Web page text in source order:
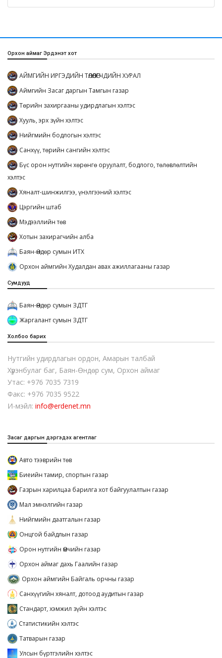
Орхон аймаг Эрдэнэт хот
АЙМГИЙН ИРГЭДИЙН ТӨЛӨӨЛӨГЧДИЙН ХУРАЛ
Аймгийн Засаг даргын Тамгын газар
Төрийн захиргааны удирдлагын хэлтэс
Хууль, эрх зүйн хэлтэс
Нийгмийн бодлогын хэлтэс
Санхүү, төрийн сангийн хэлтэс
Бүс орон нутгийн хөрөнгө оруулалт, бодлого, төлөвлөлтийн
хэлтэс
Хяналт-шинжилгээ, үнэлгээний хэлтэс
Цэргийн штаб
Мэдээллийн төв
Хотын захирагчийн алба
Баян-Өндөр сумын ИТХ
Орхон аймгийн Худалдан авах ажиллагааны газар
Сумдууд
Баян-Өндөр сумын ЗДТГ
Жаргалант сумын ЗДТГ
Холбоо барих
Нутгийн удирдлагын ордон, Амарын талбай
Хүрэнбулаг баг, Баян-Өндөр сум, Орхон аймаг
Утас: +976 7035 7319
Факс: +976 7035 9522
И-мэйл: info@erdenet.mn
Засаг даргын дэргэдэх агентлаг
Авто тээврийн төв
Биеийн тамир, спортын газар
Газрын харилцаа барилга хот байгуулалтын газар
Мал эмнэлгийн газар
Нийгмийн даатгалын газар
Онцгой байдлын газар
Орон нутгийн Өмчийн газар
Орхон аймаг дахь Гаалийн газар
Орхон аймгийн Байгаль орчны газар
Санхүүгийн хяналт, дотоод аудитын газар
Стандарт, хэмжил зүйн хэлтэс
Статистикийн хэлтэс
Татварын газар
Улсын бүртгэлийн хэлтэс